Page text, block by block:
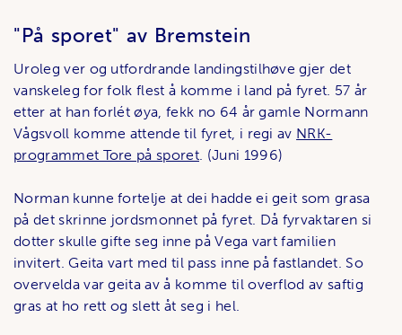
"På sporet" av Bremstein
Uroleg ver og utfordrande landingstilhøve gjer det
vanskeleg for folk flest å komme i land på fyret. 57 år
etter at han forlét øya, fekk no 64 år gamle Normann
Vågsvoll komme attende til fyret, i regi av NRK-
programmet Tore på sporet . (Juni 1996)
Norman kunne fortelje at dei hadde ei geit som grasa
på det skrinne jordsmonnet på fyret. Då fyrvaktaren si
dotter skulle gifte seg inne på Vega vart familien
invitert. Geita vart med til pass inne på fastlandet. So
overvelda var geita av å komme til overflod av saftig
gras at ho rett og slett åt seg i hel.